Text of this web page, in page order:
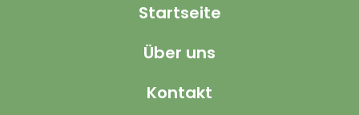
Startseite
Über uns
Kontakt